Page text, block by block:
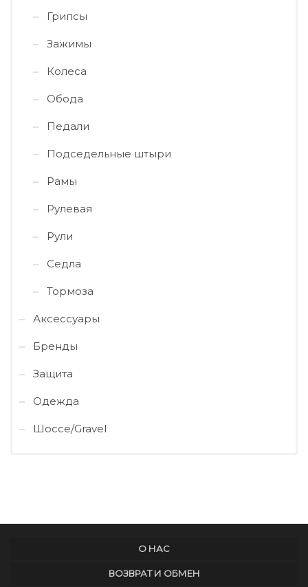
Грипсы
Зажимы
Колеса
Обода
Педали
Подседельные штыри
Рамы
Рулевая
Рули
Седла
Тормоза
Аксессуары
Бренды
Защита
Одежда
Шоссе/Gravel
О НАС
ВОЗВРАТ И ОБМЕН